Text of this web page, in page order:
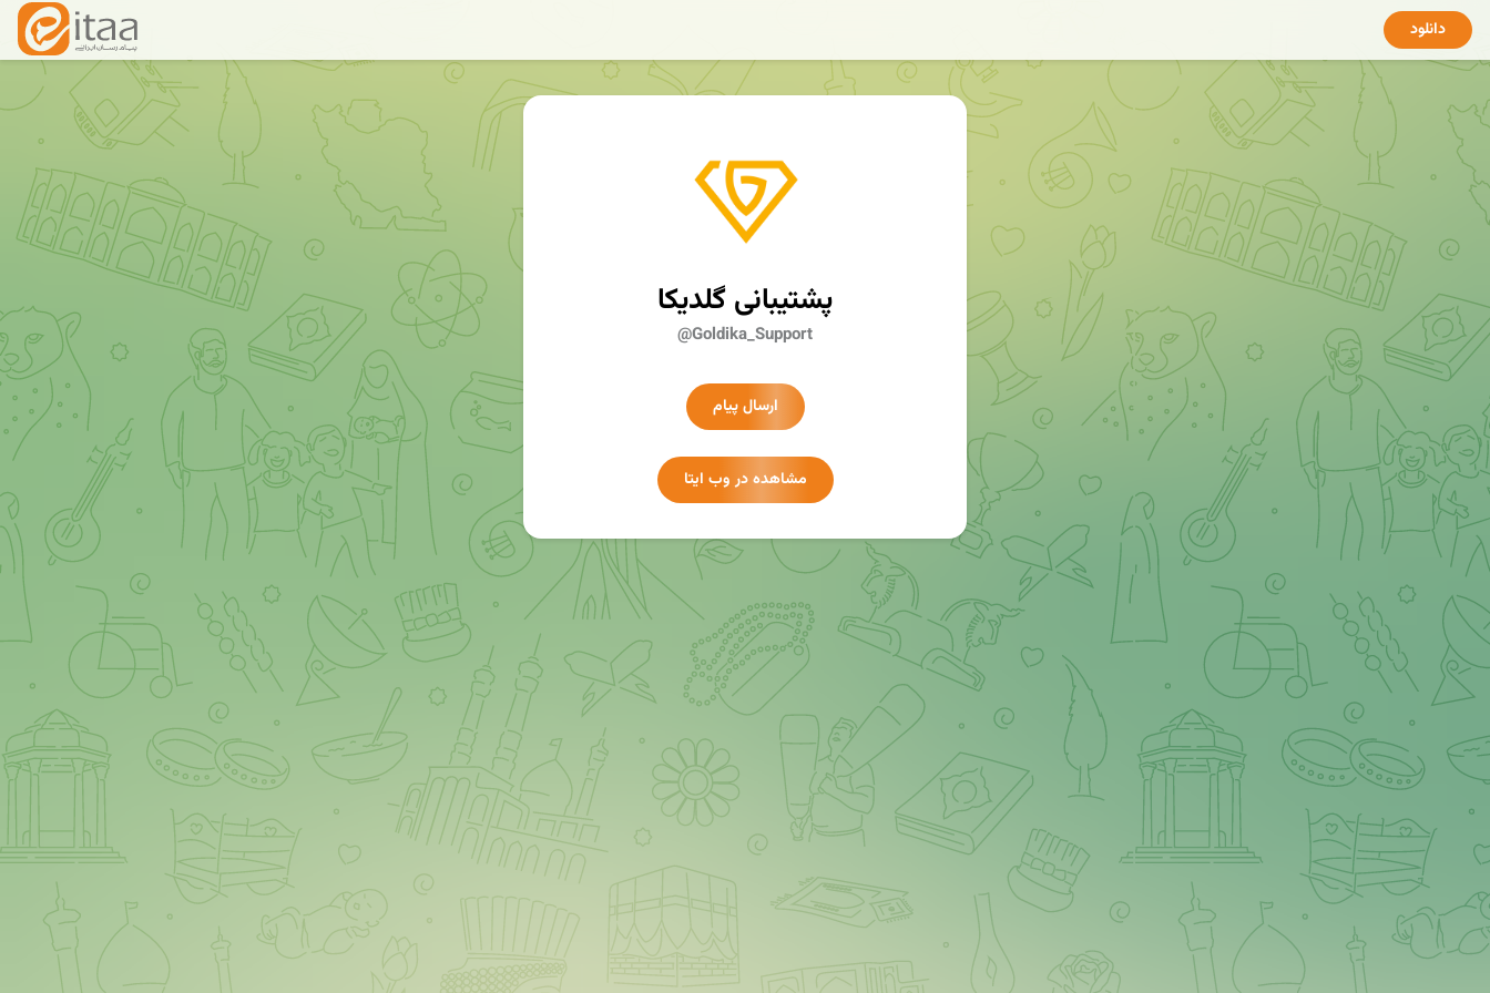
دانلود
پشتیبانی گلدیکا
@Goldika_Support
ارسال پیام
مشاهده در وب ایتا